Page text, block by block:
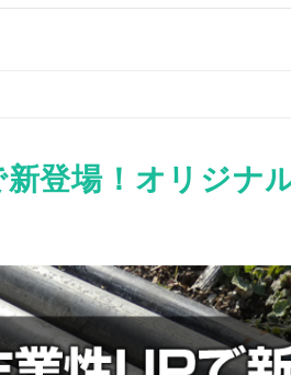
登場！オリジナ